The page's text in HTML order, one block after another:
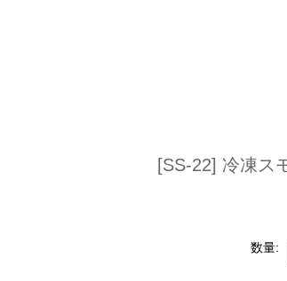
[SS-22] 冷凍ス
数量: